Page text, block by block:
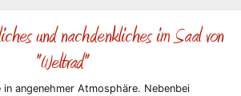
und nachdenkliches im Saal von
"Weltrad"
in angenehmer Atmosphäre. Nebenbei